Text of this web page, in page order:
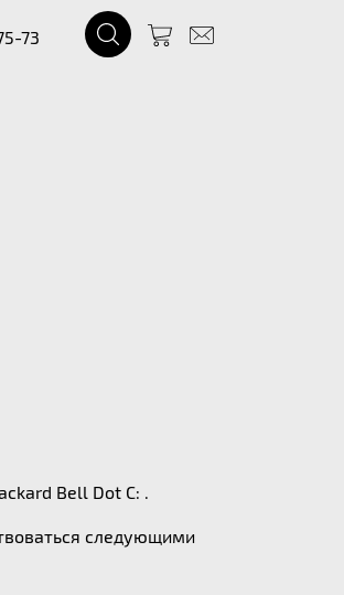
73
Bell Dot C: .
следующими